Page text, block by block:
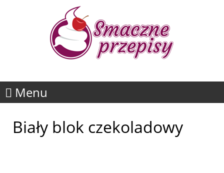
Menu
Biały blok czekoladowy